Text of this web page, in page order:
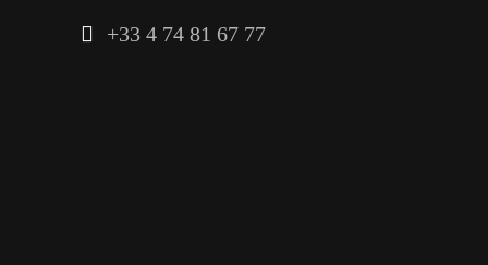
+33 4 74 81 67 77